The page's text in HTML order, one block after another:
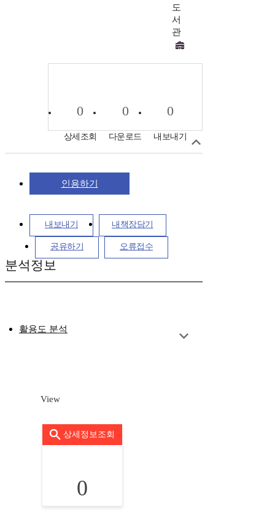
도
서
관
0
상세조회
0
다운로드
0
내보내기
인용하기
내보내기 내책장담기
공유하기 오류접수
분석정보
활용도 분석
View
상세정보조회
0